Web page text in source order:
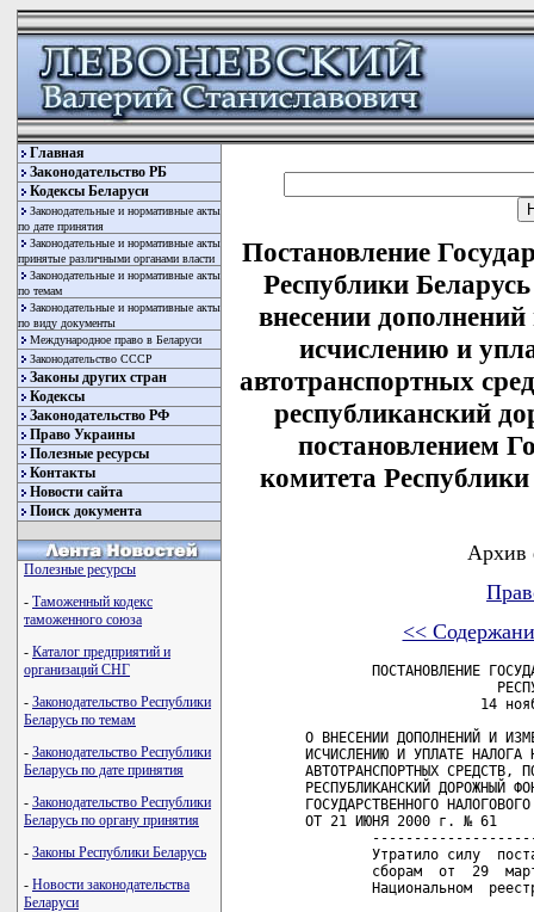
Главная
Законодательство РБ
Кодексы Беларуси
Законодательные и нормативные акты
по дате принятия
Законодательные и нормативные акты
принятые различными органами власти
Законодательные и нормативные акты
по темам
Законодательные и нормативные акты
по виду документы
Международное право в Беларуси
Законодательство СССР
Законы других стран
Кодексы
Законодательство РФ
Право Украины
Полезные ресурсы
Контакты
Новости сайта
Поиск документа
Полезные ресурсы
- Таможенный кодекс
таможенного союза
- Каталог предприятий и
организаций СНГ
- Законодательство Республики
Беларусь по темам
- Законодательство Республики
Беларусь по дате принятия
- Законодательство Республики
Беларусь по органу принятия
- Законы Республики Беларусь
- Новости законодательства
Беларуси
Постановление
Республики
внесении
исчислению и
автотранспортных
республиканский
постановлением
комитета
Архив
<<
ПОСТАНОВЛЕНИЕ
14
О ВНЕСЕНИИ ДОПОЛНЕНИЙ И
ИСЧИСЛЕНИЮ И УПЛАТЕ НАЛОГА
АВТОТРАНСПОРТНЫХ СРЕДСТВ,
РЕСПУБЛИКАНСКИЙ ДОРОЖНЫЙ
ГОСУДАРСТВЕННОГО
ОТ 21 ИЮНЯ 2000 г. № 61
Утратило силу
сборам  от  29
Национальном